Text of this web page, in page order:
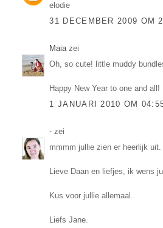
elodie
31 DECEMBER 2009 OM
Maia zei
Oh, so cute! little muddy
Happy New Year to one and all!
1 JANUARI 2010 OM
- zei
mmmm jullie zien er heerlijk uit.
Lieve Daan en liefjes, ik wens
Kus voor jullie allemaal.
Liefs Jane.